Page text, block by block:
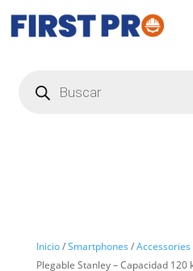
productos
Inicio/Smartphones /Accessories
Plegable Stanley – Capacidad 120